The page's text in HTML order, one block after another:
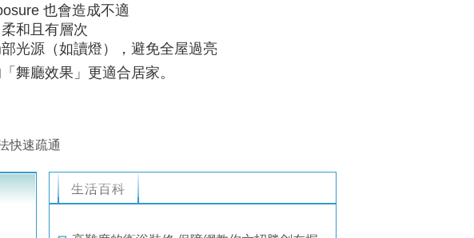
也會造成不適
和且有層次
光源（如讀燈），避免全屋過亮
舞廳效果」更適合居家。
快速疏通
生活百科